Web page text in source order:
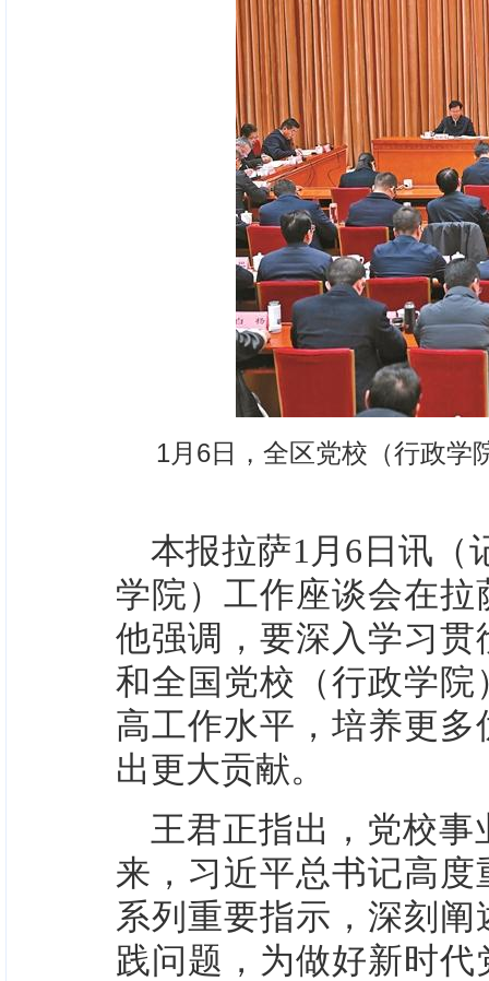
1月6日，全区党校（行政学
本报拉萨1月6日讯（
学院）工作座谈会在
他强调，要深入学习
和全国党校（行政学
高工作水平，培养更
出更大贡献。
王君正指出，党校
来，习近平总书记高
系列重要指示，深刻
践问题，为做好新时